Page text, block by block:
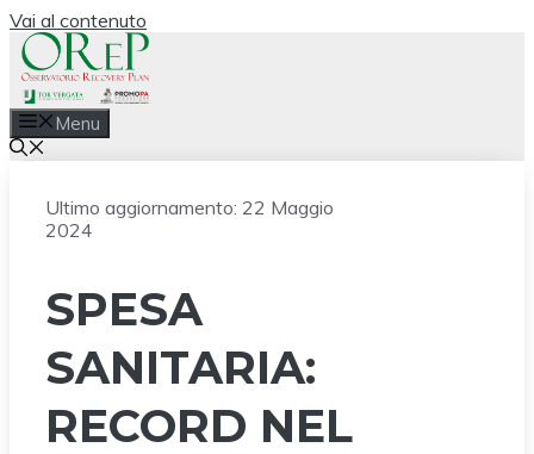
Vai al contenuto
Menu
Ultimo aggiornamento: 22 Maggio
2024
SPESA
SANITARIA:
RECORD NEL